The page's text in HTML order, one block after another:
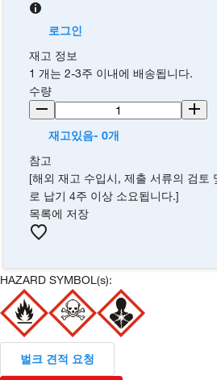
로그인
재고 정보
1 개는 2-3주 이내에 배송됩니다.
수량
재고있음- 0개
참고
[해외 재고 수입시, 제출 서류의 검토
로 납기 4주 이상 소요됩니다.]
목록에 저장
HAZARD SYMBOL(s):
벌크 견적 요청